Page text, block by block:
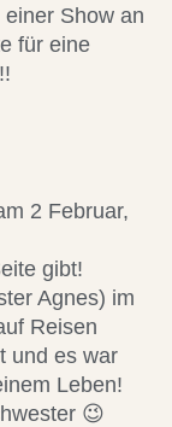
Show an
für eine
2 Februar,
gibt!
Agnes) im
Reisen
und es war
Leben!
😉